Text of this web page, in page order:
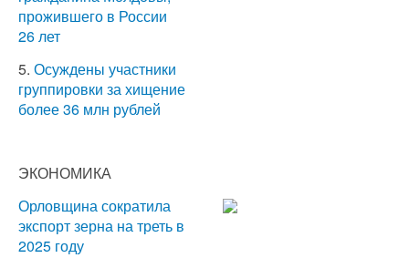
прожившего в России
26 лет
5. Осуждены участники
группировки за хищение
более 36 млн рублей
ЭКОНОМИКА
Орловщина сократила
экспорт зерна на треть в
2025 году